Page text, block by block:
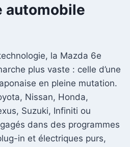
automobile
la Mazda 6e
plus vaste : celle d’une
en pleine mutation.
Nissan, Honda,
Suzuki, Infiniti ou
dans des programmes
in et électriques purs,